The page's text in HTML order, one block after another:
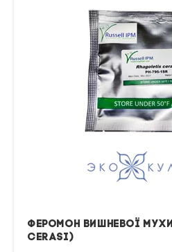
Феромон вишневої
cerasi)